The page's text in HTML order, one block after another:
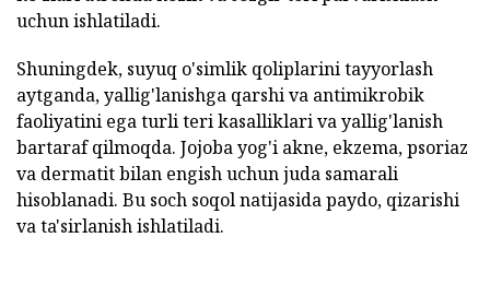
uchun ishlatiladi.
Shuningdek, suyuq o'simlik qoliplarini tayyorlash
aytganda, yallig'lanishga qarshi va antimikrobik
faoliyatini ega turli teri kasalliklari va yallig'lanish
bartaraf qilmoqda. Jojoba yog'i akne, ekzema, psoriaz
va dermatit bilan engish uchun juda samarali
hisoblanadi. Bu soch soqol natijasida paydo, qizarishi
va ta'sirlanish ishlatiladi.